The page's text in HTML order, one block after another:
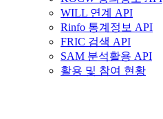
WILL 연계 API
Rinfo 통계정보 API
FRIC 검색 API
SAM 분석활용 API
활용 및 참여 현황